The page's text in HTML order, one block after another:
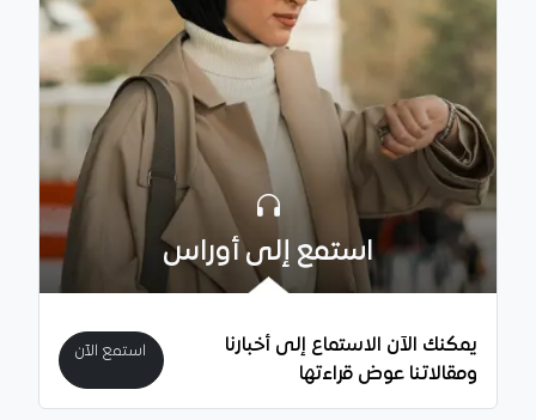
استمع إلى أوراس
يمكنك الآن الاستماع إلى أخبارنا
ومقالاتنا عوض قراءتها
استمع الآن